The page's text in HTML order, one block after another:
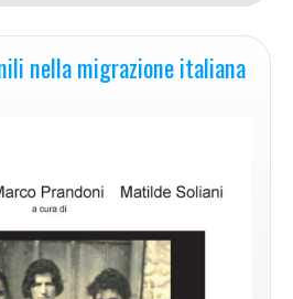
nella migrazione italiana